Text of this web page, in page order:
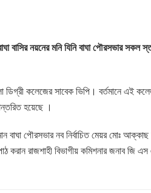
বাসির নয়নের মনি যিনি বাঘা পৌরসভার
ডিগ্রী কলেজের সাবেক ভিপি। বর্তমানে এই
হয়েছে ।
বাঘা পৌরসভার নব নির্বাচিত মেয়র মোঃ
করান রাজশাহী বিভাগীয় কমিশনার জনাব জি